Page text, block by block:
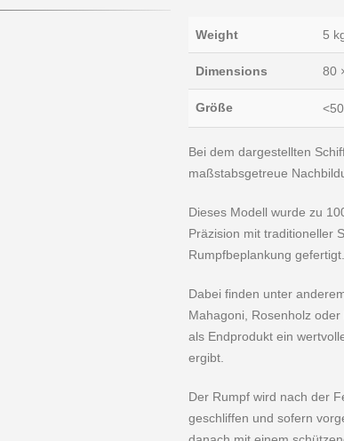
Weight 5
Dimensions 80
Größe
Bei dem dargestellten
maßstabsgetreue
Dieses Modell wurde zu
Präzision mit traditioneller
Rumpfbeplankung gefertigt.
Dabei finden unter
Mahagoni, Rosenholz
als Endprodukt ein
ergibt.
Der Rumpf wird nach der
geschliffen und sofern